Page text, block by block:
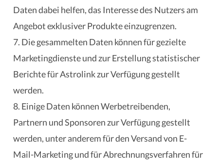
Daten dabei helfen, das Interesse des Nutzers am
Angebot exklusiver Produkte einzugrenzen.
7. Die gesammelten Daten können für gezielte
Marketingdienste und zur Erstellung statistischer
Berichte für Astrolink zur Verfügung gestellt
werden.
8. Einige Daten können Werbetreibenden,
Partnern und Sponsoren zur Verfügung gestellt
werden, unter anderem für den Versand von E-
Mail-Marketing und für Abrechnungsverfahren für